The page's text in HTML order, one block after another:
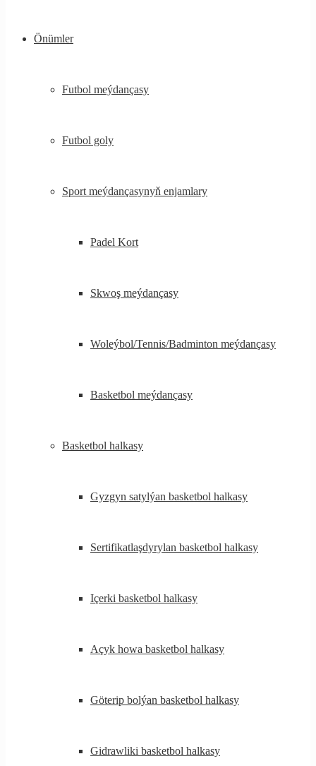
Önümler
Futbol meýdançasy
Futbol goly
Sport meýdançasynyň enjamlary
Padel Kort
Skwoş meýdançasy
Woleýbol/Tennis/Badminton meýdançasy
Basketbol meýdançasy
Basketbol halkasy
Gyzgyn satylýan basketbol halkasy
Sertifikatlaşdyrylan basketbol halkasy
Içerki basketbol halkasy
Açyk howa basketbol halkasy
Göterip bolýan basketbol halkasy
Gidrawliki basketbol halkasy